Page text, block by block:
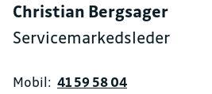
Christian Bergsager
Servicemarkedsleder
Mobil: 41 59 58 04